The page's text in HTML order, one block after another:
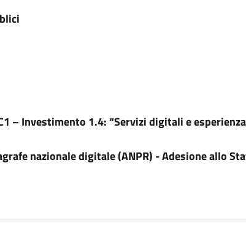
– Investimento 1.4: “Servizi digitali e
nazionale digitale (ANPR) - Adesione allo